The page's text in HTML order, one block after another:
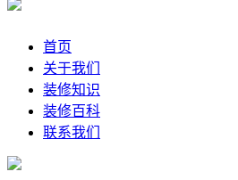
首页
关于我们
装修知识
装修百科
联系我们